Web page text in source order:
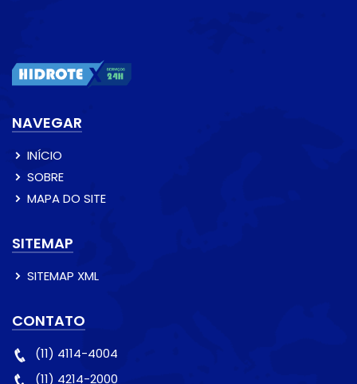
NAVEGAR
INÍCIO
SOBRE
MAPA DO SITE
SITEMAP
SITEMAP XML
CONTATO
(11) 4114-4004
(11) 4214-2000